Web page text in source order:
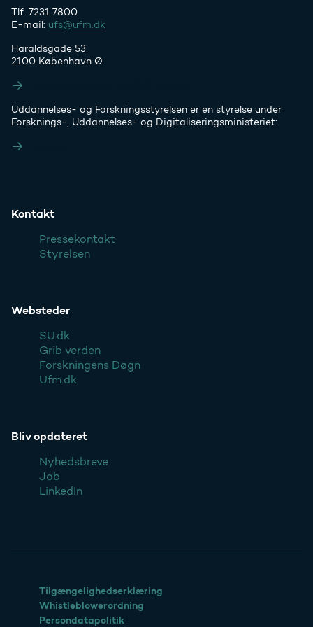
Tlf. 7231 7800
E-mail: ufs@ufm.dk
Haraldsgade 53
2100 København Ø
Uddannelses- og Forskningsstyrelsen er en styrelse under
Forsknings-, Uddannelses- og Digitaliseringsministeriet:
Kontakt
Pressekontakt
Styrelsen
Websteder
SU.dk
Grib verden
Forskningens Døgn
Ufm.dk
Bliv opdateret
Nyhedsbreve
Job
LinkedIn
Tilgængelighedserklæring
Whistleblowerordning
Persondatapolitik